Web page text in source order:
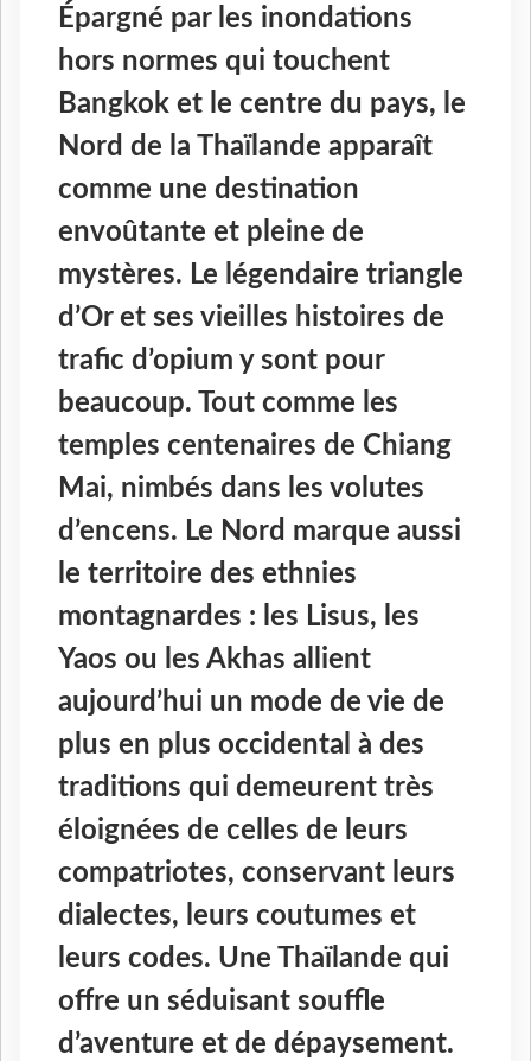
Épargné par les inondations
hors normes qui touchent
Bangkok et le centre du pays, le
Nord de la Thaïlande apparaît
comme une destination
envoûtante et pleine de
mystères. Le légendaire triangle
d’Or et ses vieilles histoires de
trafic d’opium y sont pour
beaucoup. Tout comme les
temples centenaires de Chiang
Mai, nimbés dans les volutes
d’encens. Le Nord marque aussi
le territoire des ethnies
montagnardes : les Lisus, les
Yaos ou les Akhas allient
aujourd’hui un mode de vie de
plus en plus occidental à des
traditions qui demeurent très
éloignées de celles de leurs
compatriotes, conservant leurs
dialectes, leurs coutumes et
leurs codes. Une Thaïlande qui
offre un séduisant souffle
d’aventure et de dépaysement.